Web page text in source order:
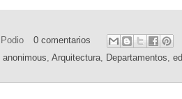
Podio
0 comentarios
anonimous, Arquitectura, Departamentos,